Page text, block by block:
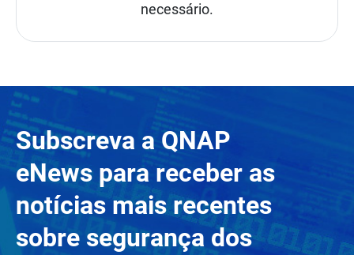
necessário.
Subscreva a QNAP
eNews para receber as
notícias mais recentes
sobre segurança dos